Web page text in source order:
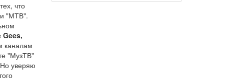
что
и "МТВ".
Gees,
каналам
"МузТВ"
уверяю